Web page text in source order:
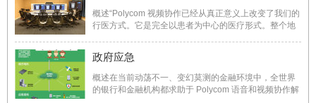
概述“Polycom 视频协作已经从真正意义上改变了我们的
行医方式。它是完全以患者为中心的医疗形式。整个地
供救生服务。通过减少再入院率，我们的计划可降低患
者和其他付费者的成本。”——Philip Wolford圣文森特区
域远程医 ...
政府应急
概述在当前动荡不一、变幻莫测的金融环境中，全世界
的银行和金融机构都求助于 Polycom 语音和视频协作解